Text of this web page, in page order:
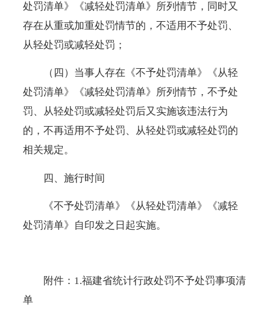
处罚清单》《减轻处罚清单》所列情节，同时又
存在从重或加重处罚情节的，不适用不予处罚、
从轻处罚或减轻处罚；
（四）当事人存在《不予处罚清单》《从轻
处罚清单》《减轻处罚清单》所列情节，不予处
罚、从轻处罚或减轻处罚后又实施该违法行为
的，不再适用不予处罚、从轻处罚或减轻处罚的
相关规定。
四、施行时间
《不予处罚清单》《从轻处罚清单》《减轻
处罚清单》自印发之日起实施。
附件： 1.福建省统计行政处罚不予处罚事项清
单